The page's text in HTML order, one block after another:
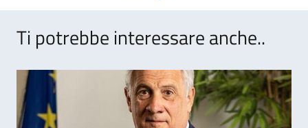
Ti potrebbe interessare anche..